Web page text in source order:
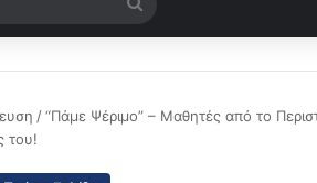
for
/“Πάμε Ψέριμο” – Μαθητές από το
του!